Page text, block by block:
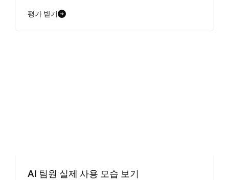
평가 받기
AI 팀원 실제 사용 모습 보기